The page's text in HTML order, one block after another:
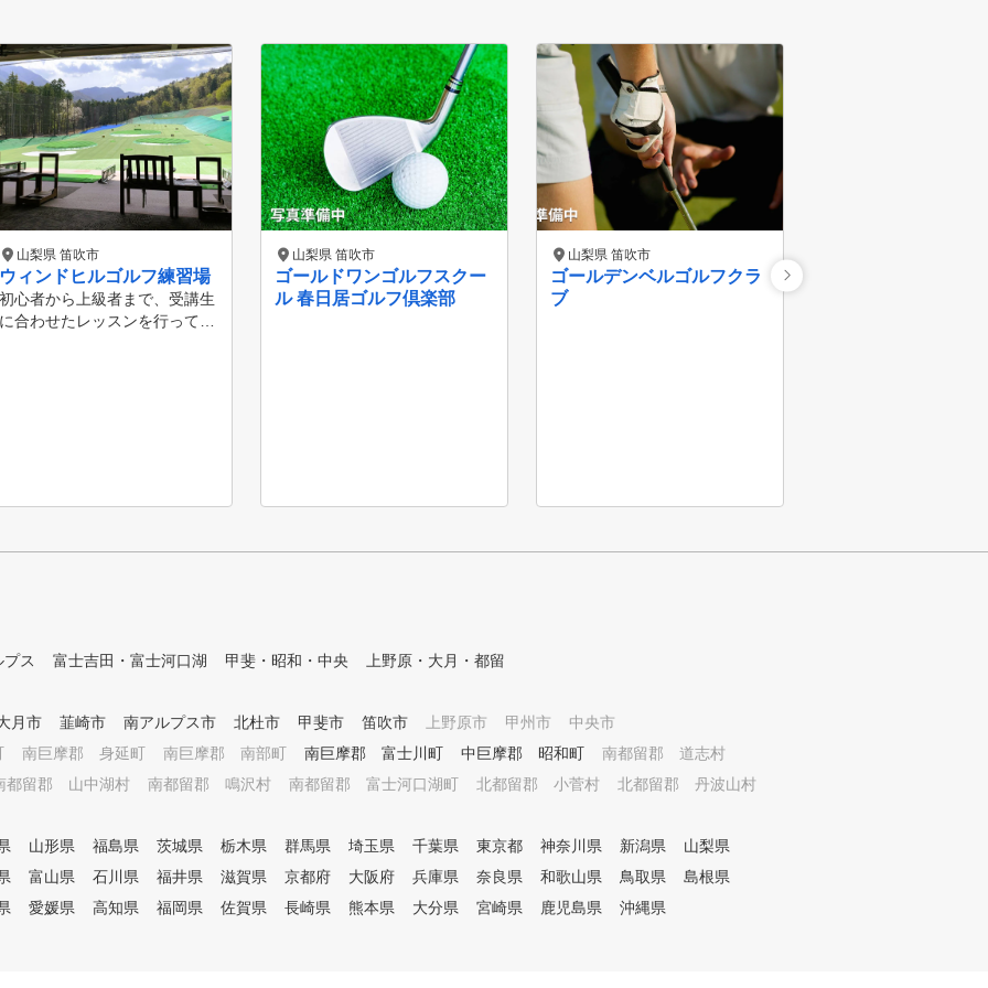
山梨県 笛吹市
ウィンドヒルゴルフ練習場
初心者から上級者まで、受講生
に合わせたレッスンを行ってお
山梨県 笛吹市
ゴールドワンゴルフスクー
ル 春日居ゴルフ倶楽部
山梨県 笛吹市
ゴールデンベルゴルフクラ
ブ
ス 富士吉田・富士河口湖 甲斐・昭和・中央
上野原・大月・都留
月市 韮崎市 南アルプス市 北杜市 甲斐市 笛吹市 上野原市 甲州市
中央市
南巨摩郡 身延町 南巨摩郡 南部町 南巨摩郡 富士川町 中巨摩郡 昭和町
南都留郡 道志村
都留郡 山中湖村 南都留郡 鳴沢村 南都留郡 富士河口湖町 北都留郡 小菅村
北都留郡 丹波山村
山形県 福島県 茨城県 栃木県 群馬県 埼玉県 千葉県 東京都 神奈川県 新潟県
山梨県
富山県 石川県 福井県 滋賀県 京都府 大阪府 兵庫県 奈良県 和歌山県 鳥取県
島根県
愛媛県 高知県 福岡県 佐賀県 長崎県 熊本県 大分県 宮崎県 鹿児島県 沖縄県